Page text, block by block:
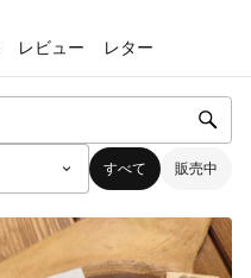
レビュー レター
すべて 販売中